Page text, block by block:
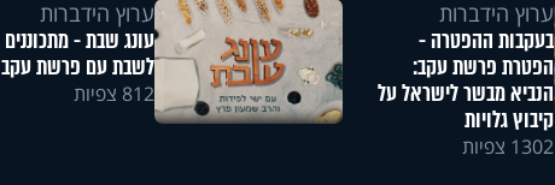
ערוץ הידברות
בעקבות ההפטרה -
הפטרת פרשת עקב:
הנביא מבשר לישראל על
קיבוץ גלויות
1302 צפיות
ערוץ הידברות
עונג שבת - מתכוננים
לשבת עם פרשת עקב
812 צפיות